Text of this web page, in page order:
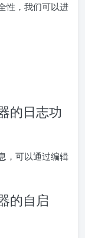
性，我们可以进
的日志功
，可以通过编辑
的自启